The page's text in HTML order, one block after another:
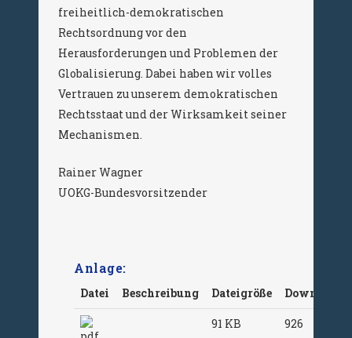
freiheitlich-demokratischen
Rechtsordnung vor den
Herausforderungen und Problemen der
Globalisierung. Dabei haben wir volles
Vertrauen zu unserem demokratischen
Rechtsstaat und der Wirksamkeit seiner
Mechanismen.
Rainer Wagner
UOKG-Bundesvorsitzender
Anlage:
Datei Beschreibung Dateigröße Downloads
91 KB 926